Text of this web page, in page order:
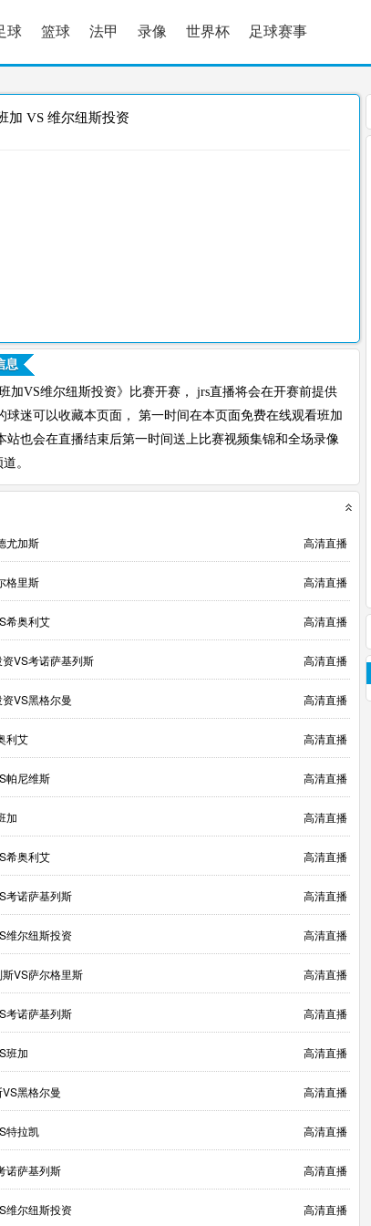
球 篮球 法甲 录像 世界杯 足球赛事
加 VS 维尔纽斯投资
息
加VS维尔纽斯投资》比赛开赛， jrs直播将会在开赛前提供
迷可以收藏本页面， 第一时间在本页面免费在线观看班加
也会在直播结束后第一时间送上比赛视频集锦和全场录像
。
尤加斯 高清直播
格里斯 高清直播
希奥利艾 高清直播
VS考诺萨基列斯 高清直播
VS黑格尔曼 高清直播
利艾 高清直播
帕尼维斯 高清直播
加 高清直播
希奥利艾 高清直播
考诺萨基列斯 高清直播
维尔纽斯投资 高清直播
VS萨尔格里斯 高清直播
考诺萨基列斯 高清直播
班加 高清直播
黑格尔曼 高清直播
特拉凯 高清直播
诺萨基列斯 高清直播
维尔纽斯投资 高清直播